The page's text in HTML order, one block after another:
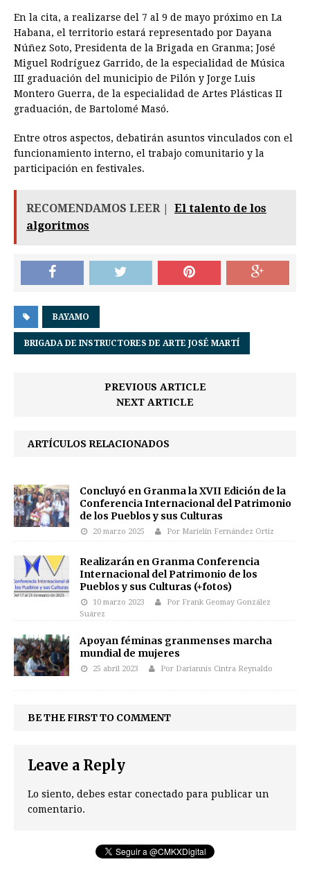
En la cita, a realizarse del 7 al 9 de mayo próximo en La
Habana, el territorio estará representado por Dayana
Núñez Soto, Presidenta de la Brigada en Granma; José
Miguel Rodríguez Garrido, de la especialidad de Música
III graduación del municipio de Pilón y Jorge Luis
Montero Guerra, de la especialidad de Artes Plásticas II
graduación, de Bartolomé Masó.
Entre otros aspectos, debatirán asuntos vinculados con el
funcionamiento interno, el trabajo comunitario y la
participación en festivales.
RECOMENDAMOS LEER |
El talento de los
algoritmos
BAYAMO
BRIGADA DE INSTRUCTORES DE ARTE JOSÉ MARTÍ
PREVIOUS ARTICLE
NEXT ARTICLE
ARTÍCULOS RELACIONADOS
Concluyó en Granma la XVII Edición de la
Conferencia Internacional del Patrimonio
de los Pueblos y sus Culturas
20 marzo 2025 Por Marielín Fernández Ortiz
Realizarán en Granma Conferencia
Internacional del Patrimonio de los
Pueblos y sus Culturas (+fotos)
10 marzo 2023
Por Frank Geomay González
Suárez
Apoyan féminas granmenses marcha
mundial de mujeres
25 abril 2023 Por Dariannis Cintra Reynaldo
BE THE FIRST TO COMMENT
Leave a Reply
Lo siento, debes estar conectado para publicar un
comentario.